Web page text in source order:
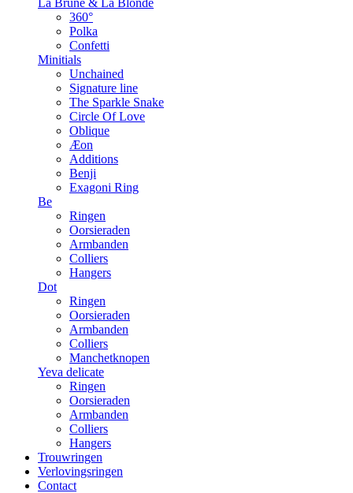
La Brune & La Blonde
360°
Polka
Confetti
Minitials
Unchained
Signature line
The Sparkle Snake
Circle Of Love
Oblique
Æon
Additions
Benji
Exagoni Ring
Be
Ringen
Oorsieraden
Armbanden
Colliers
Hangers
Dot
Ringen
Oorsieraden
Armbanden
Colliers
Manchetknopen
Yeva delicate
Ringen
Oorsieraden
Armbanden
Colliers
Hangers
Trouwringen
Verlovingsringen
Contact